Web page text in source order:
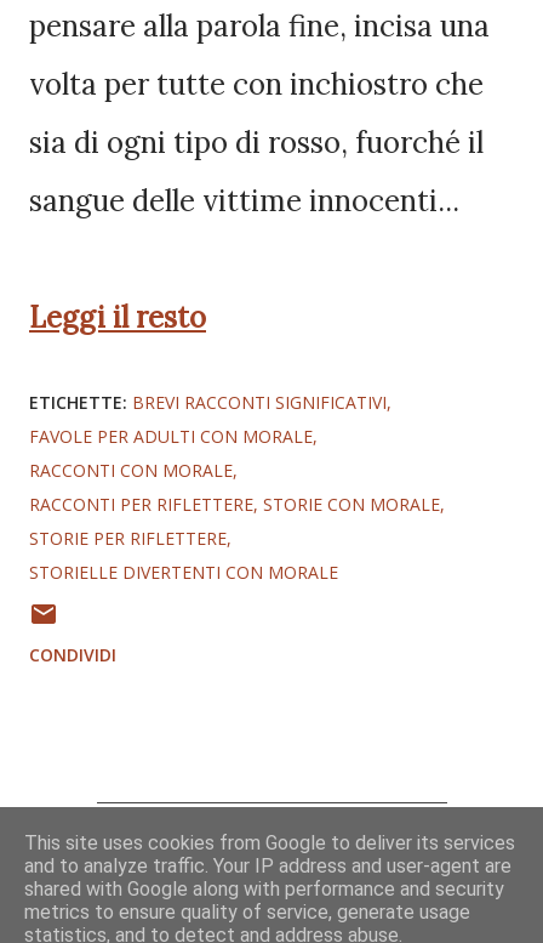
pensare alla parola fine, incisa una
volta per tutte con inchiostro che
sia di ogni tipo di rosso, fuorché il
sangue delle vittime innocenti...
Leggi il resto
ETICHETTE: BREVI RACCONTI SIGNIFICATIVI
FAVOLE PER ADULTI CON MORALE
RACCONTI CON MORALE
RACCONTI PER RIFLETTERE STORIE CON MORALE
STORIE PER RIFLETTERE
STORIELLE DIVERTENTI CON MORALE
CONDIVIDI
Chi sono
Contatti
This site uses cookies from Google to deliver its services
and to analyze traffic. Your IP address and user-agent are
shared with Google along with performance and security
metrics to ensure quality of service, generate usage
statistics, and to detect and address abuse.